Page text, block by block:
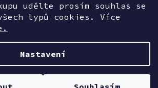
udělte prosím souhlas se
typů cookies. Více
Nastavení